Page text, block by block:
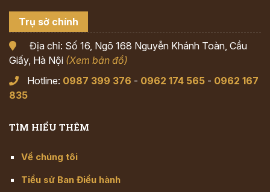
Trụ sở chính
Địa chỉ: Số 16, Ngõ 168 Nguyễn Khánh Toàn, Cầu
Giấy, Hà Nội (Xem bản đồ)
Hotline: 0987 399 376 - 0962 174 565 - 0962 167
835
TÌM HIỂU THÊM
Về chúng tôi
Tiểu sử Ban Điều hành